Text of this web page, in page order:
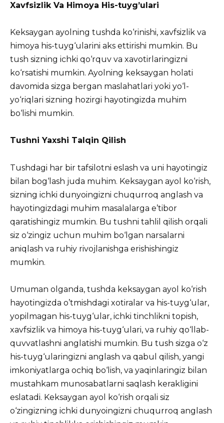
Xavfsizlik Va Himoya His-tuyg’ulari
Keksaygan ayolning tushda ko‘rinishi, xavfsizlik va
himoya his-tuyg‘ularini aks ettirishi mumkin. Bu
tush sizning ichki qo‘rquv va xavotirlaringizni
ko‘rsatishi mumkin. Ayolning keksaygan holati
davomida sizga bergan maslahatlari yoki yo‘l-
yo‘riqlari sizning hozirgi hayotingizda muhim
bo‘lishi mumkin.
Tushni Yaxshi Talqin Qilish
Tushdagi har bir tafsilotni eslash va uni hayotingiz
bilan bog‘lash juda muhim. Keksaygan ayol ko‘rish,
sizning ichki dunyoingizni chuqurroq anglash va
hayotingizdagi muhim masalalarga e’tibor
qaratishingiz mumkin. Bu tushni tahlil qilish orqali
siz o‘zingiz uchun muhim bo‘lgan narsalarni
aniqlash va ruhiy rivojlanishga erishishingiz
mumkin.
Umuman olganda, tushda keksaygan ayol ko‘rish
hayotingizda o’tmishdagi xotiralar va his-tuyg‘ular,
yopilmagan his-tuyg‘ular, ichki tinchlikni topish,
xavfsizlik va himoya his-tuyg‘ulari, va ruhiy qo‘llab-
quvvatlashni anglatishi mumkin. Bu tush sizga o‘z
his-tuyg‘ularingizni anglash va qabul qilish, yangi
imkoniyatlarga ochiq bo‘lish, va yaqinlaringiz bilan
mustahkam munosabatlarni saqlash kerakligini
eslatadi. Keksaygan ayol ko‘rish orqali siz
o‘zingizning ichki dunyoingizni chuqurroq anglash